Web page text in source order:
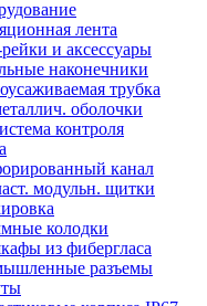
лента
и аксессуары
наконечники
трубка
оболочки
контроля
канал
модульн. щитки
колодки
из фибергласа
разъемы